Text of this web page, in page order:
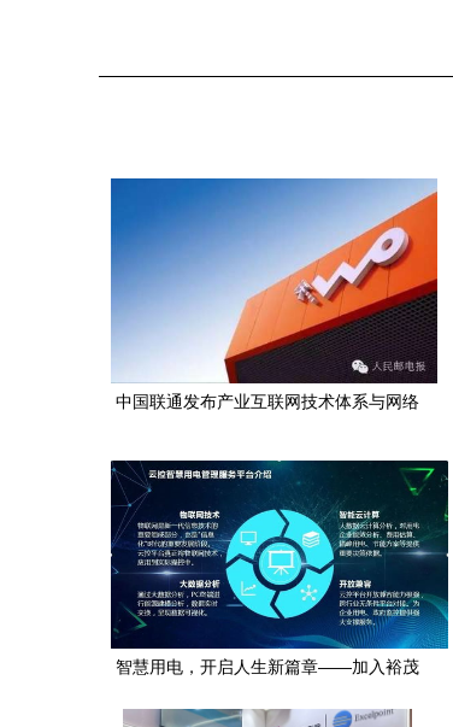
中国联通发布产业互联网技术体系与网络
智慧用电，开启人生新篇章——加入裕茂